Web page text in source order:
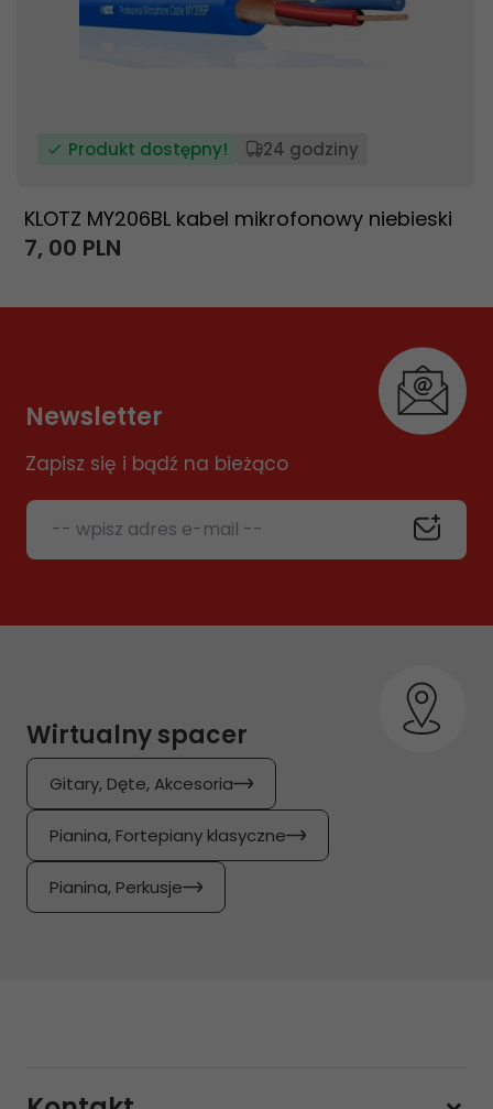
Produkt dostępny! 24 godziny
KLOTZ MY206BL kabel mikrofonowy niebieski
7, 00 PLN
Newsletter
Zapisz się i bądź na bieżąco
-- wpisz adres e-mail --
Wirtualny spacer
Gitary, Dęte, Akcesoria
Pianina, Fortepiany klasyczne
Pianina, Perkusje